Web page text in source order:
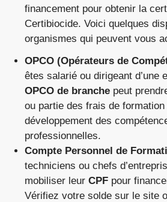
financement pour obtenir la
Certibiocide. Voici quelques
organismes qui peuvent vous
OPCO (Opérateurs de
êtes salarié ou dirigeant d’une
OPCO de branche peut
ou partie des frais de
développement des
professionnelles.
Compte Personnel de
techniciens ou chefs
mobiliser leur CPF pour
Vérifiez votre solde sur le site